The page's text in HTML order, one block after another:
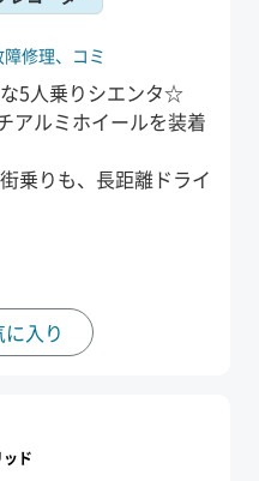
修理、 コミ
5人乗りシエンタ☆
アルミホイールを装着
乗りも、長距離ドライ
入り
ド